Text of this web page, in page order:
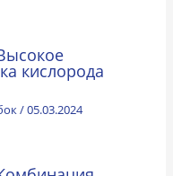
кислорода
/05.03.2024